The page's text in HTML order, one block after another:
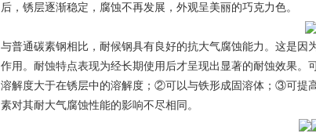
后，锈层逐渐稳定，腐蚀不再发展，外观呈美丽的巧克力色。
与普通碳素钢相比，耐候钢具有良好的抗大气腐蚀能力。这是
作用。耐蚀特点表现为经长期使用后才呈现出显著的耐蚀效果
溶解度大于在锈层中的溶解度；②可以与铁形成固溶体；③可提
素对其耐大气腐蚀性能的影响不尽相同。